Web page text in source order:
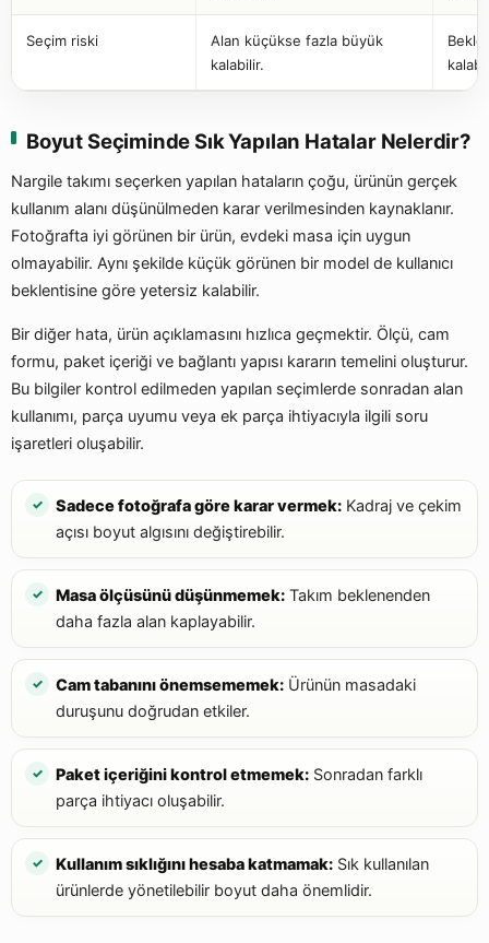
Seçim riski
Alan küçükse fazla büyük
kalabilir.
Boyut Seçiminde Sık Yapılan Hatalar Nelerdir?
Nargile takımı seçerken yapılan hataların çoğu, ürünün gerçek
kullanım alanı düşünülmeden karar verilmesinden kaynaklanır.
Fotoğrafta iyi görünen bir ürün, evdeki masa için uygun
olmayabilir. Aynı şekilde küçük görünen bir model de kullanıcı
beklentisine göre yetersiz kalabilir.
Bir diğer hata, ürün açıklamasını hızlıca geçmektir. Ölçü, cam
formu, paket içeriği ve bağlantı yapısı kararın temelini oluşturur.
Bu bilgiler kontrol edilmeden yapılan seçimlerde sonradan alan
kullanımı, parça uyumu veya ek parça ihtiyacıyla ilgili soru
işaretleri oluşabilir.
Sadece fotoğrafa göre karar vermek: Kadraj ve çekim
açısı boyut algısını değiştirebilir.
Masa ölçüsünü düşünmemek: Takım beklenenden
daha fazla alan kaplayabilir.
Cam tabanını önemsememek: Ürünün masadaki
duruşunu doğrudan etkiler.
Paket içeriğini kontrol etmemek: Sonradan farklı
parça ihtiyacı oluşabilir.
Kullanım sıklığını hesaba katmamak: Sık kullanılan
ürünlerde yönetilebilir boyut daha önemlidir.